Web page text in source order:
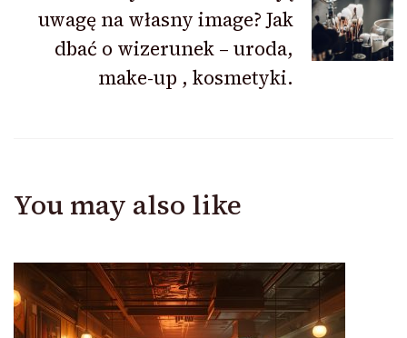
uwagę na własny image? Jak
dbać o wizerunek – uroda,
make-up , kosmetyki.
You may also like